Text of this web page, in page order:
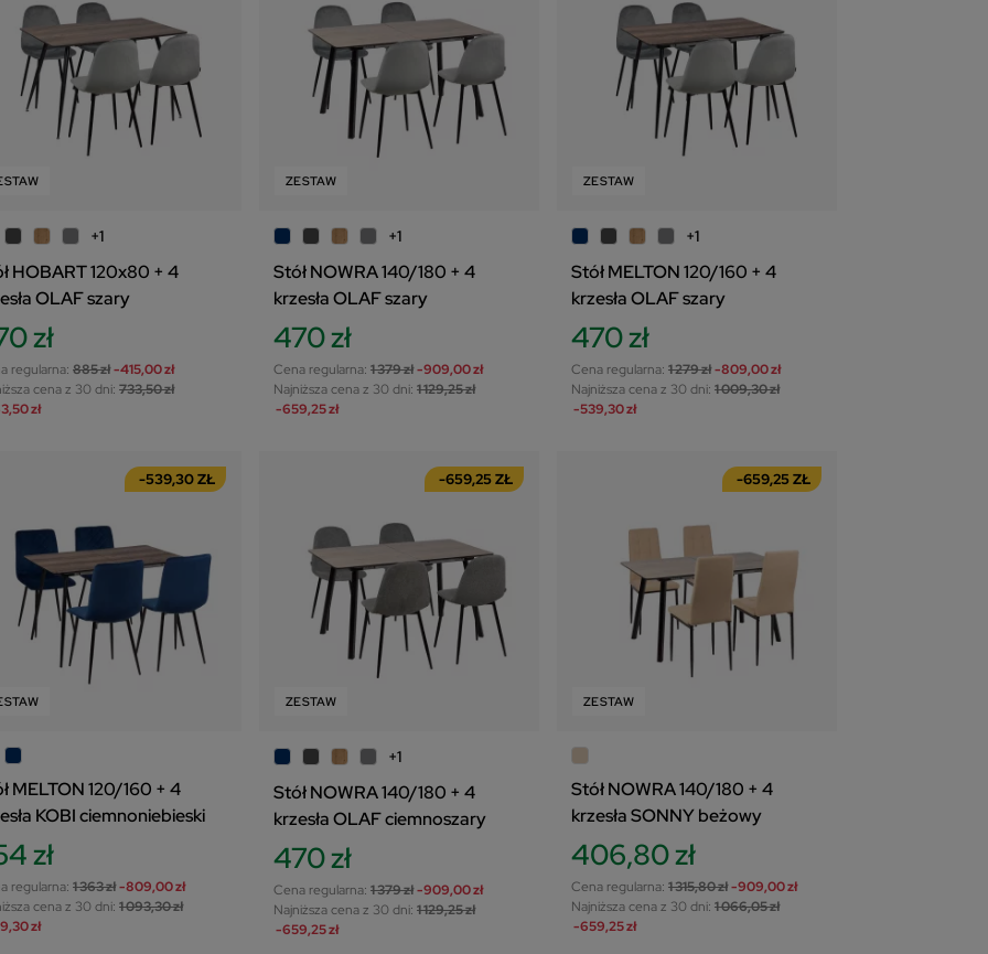
+1
HOBART 120x80 + 4
OLAF szary
zł
regularna: 885 zł-415,00 zł
cena z 30 dni: 733,50 zł
zł
ZESTAW
+1
Stół NOWRA 140/180 + 4
krzesła OLAF szary
470 zł
Cena regularna: 1 379 zł-909,00 zł
Najniższa cena z 30 dni: 1 129,25 zł
-659,25 zł
ZESTAW
+1
Stół MELTON 120/160 + 4
krzesła OLAF szary
470 zł
Cena regularna: 1 279 zł-809,00 zł
Najniższa cena z 30 dni: 1 009,30 zł
-539,30 zł
-539,30 ZŁ
MELTON 120/160 + 4
KOBI ciemnoniebieski
zł
regularna: 1 363 zł-809,00 zł
cena z 30 dni: 1 093,30 zł
zł
-659,25 ZŁ
ZESTAW
+1
Stół NOWRA 140/180 + 4
krzesła OLAF ciemnoszary
470 zł
Cena regularna: 1 379 zł-909,00 zł
Najniższa cena z 30 dni: 1 129,25 zł
-659,25 zł
-659,25 ZŁ
ZESTAW
Stół NOWRA 140/180 + 4
krzesła SONNY beżowy
406,80 zł
Cena regularna: 1 315,80 zł-909,00 zł
Najniższa cena z 30 dni: 1 066,05 zł
-659,25 zł